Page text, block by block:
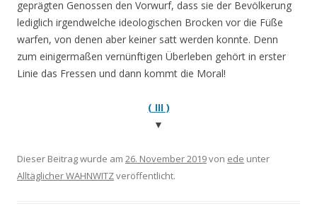
geprägten Genossen den Vorwurf, dass sie der Bevölkerung
lediglich irgendwelche ideologischen Brocken vor die Füße
warfen, von denen aber keiner satt werden konnte. Denn
zum einigermaßen vernünftigen Überleben gehört in erster
Linie das Fressen und dann kommt die Moral!
( III )
▼
Dieser Beitrag wurde am 26. November 2019von ede unter
Alltäglicher WAHNWITZveröffentlicht.